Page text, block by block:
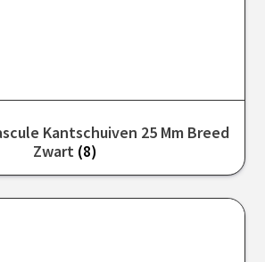
Kantschuiven 25 Mm Breed
Zwart (8)